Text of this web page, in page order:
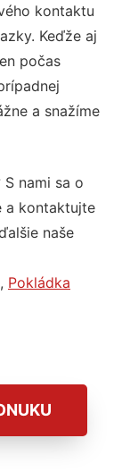
kontaktu
Keďže aj
počas
a snažíme
S nami sa o
a kontaktujte
naše
, Pokládka